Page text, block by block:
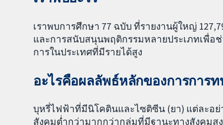
เราพบการศึกษา 77 ฉบับ ที่รายงานผู้ใหญ่
และการสนับสนุนพฤติกรรมหลายประเภทเพื่อ
การในประเทศที่มีรายได้สูง
อะไรคือผลลัพธ์หลักของการการ
บุหรี่ไฟฟ้าที่มีนิโคตินและไซติซีน (ยา) แต่ละอ
สังคมต่ำกว่ามากกว่ากลุ่มที่มีฐานะทางสังคมสู